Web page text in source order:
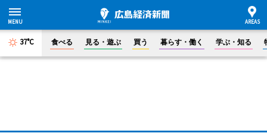
37°C 食べる 見る・遊ぶ 買う 暮らす・働く 学ぶ・知る